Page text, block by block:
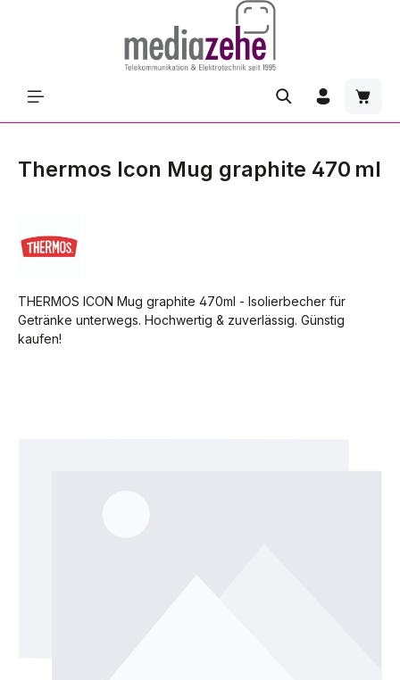
Thermos Icon Mug graphite 470 ml
THERMOS ICON Mug graphite 470ml - Isolierbecher für
Getränke unterwegs. Hochwertig & zuverlässig. Günstig
kaufen!